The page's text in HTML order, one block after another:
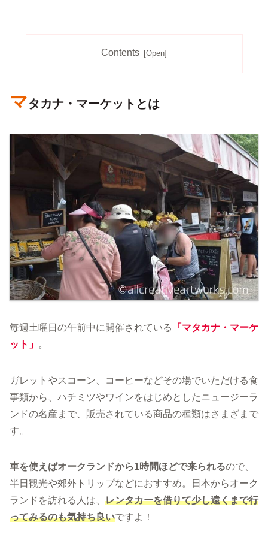
Contents
マタカナ・マーケットとは
毎週土曜日の午前中に開催されている
「マタカナ・マーケ
ット」 。
ガレットやスコーン、コーヒーなどその場でいただける食
事類から、ハチミツやワインをはじめとしたニュージーラ
ンドの名産まで、販売されている商品の種類はさまざまで
す。
車を使えばオークランドから1時間ほどで来られるので、
半日観光や郊外トリップなどにおすすめ。日本からオーク
ランドを訪れる人は、 レンタカーを借りて少し遠くまで行
ってみるのも気持ち良いですよ！